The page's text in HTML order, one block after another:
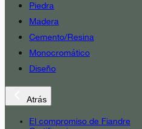
Piedra
Madera
Cemento/Resina
Monocromático
Diseño
Atrás
El compromiso de Fiandre